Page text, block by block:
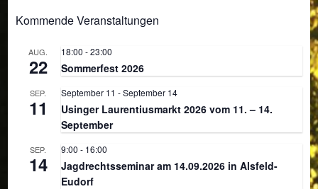
Kommende Veranstaltungen
AUG.
22
18:00 -23:00
Sommerfest 2026
SEP.
11
September 11 -September 14
Usinger Laurentiusmarkt 2026 vom 11. – 14.
September
SEP.
14
9:00 - 16:00
Jagdrechtsseminar am 14.09.2026 in Alsfeld-
Eudorf